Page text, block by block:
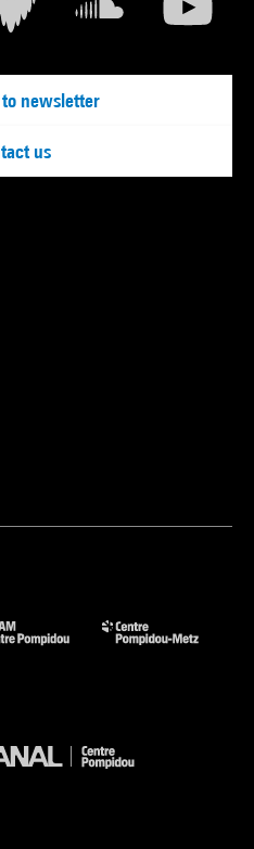
newsletter
us